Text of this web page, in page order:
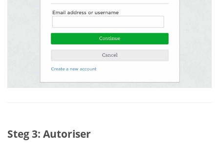
Steg 3: Autoriser